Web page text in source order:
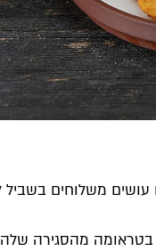
עושים משלוחים
מהסגירה